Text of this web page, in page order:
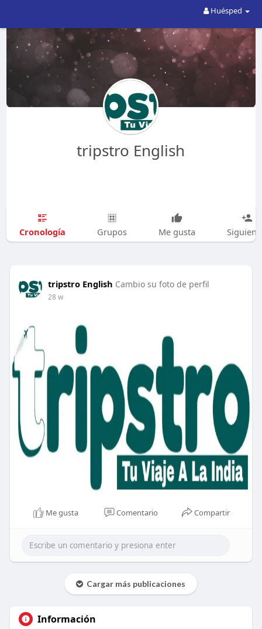
Huésped
tripstro English
Cronología Grupos Me gusta
tripstro English Cambio su foto de perfil
28 w
Me gusta Comentario Compartir
Cargar más publicaciones
Información